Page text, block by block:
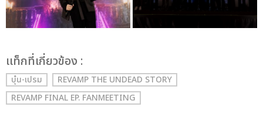
เเท็กที่เกี่ยวข้อง :
บุ๋น-เปรม
REVAMP THE UNDEAD STORY
REVAMP FINAL EP. FANMEETING